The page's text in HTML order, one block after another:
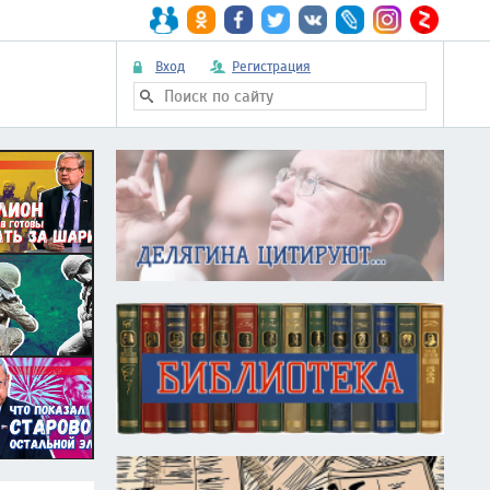
Вход Регистрация